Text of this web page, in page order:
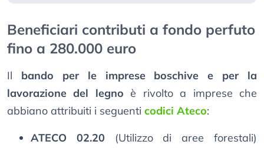
Beneficiari contributi a fondo perfuto
fino a 280.000 euro
Il bando per le imprese boschive e per la
lavorazione del legno è rivolto a imprese che
abbiano attribuiti i seguenti codici Ateco:
ATECO 02.20 (Utilizzo di aree forestali)